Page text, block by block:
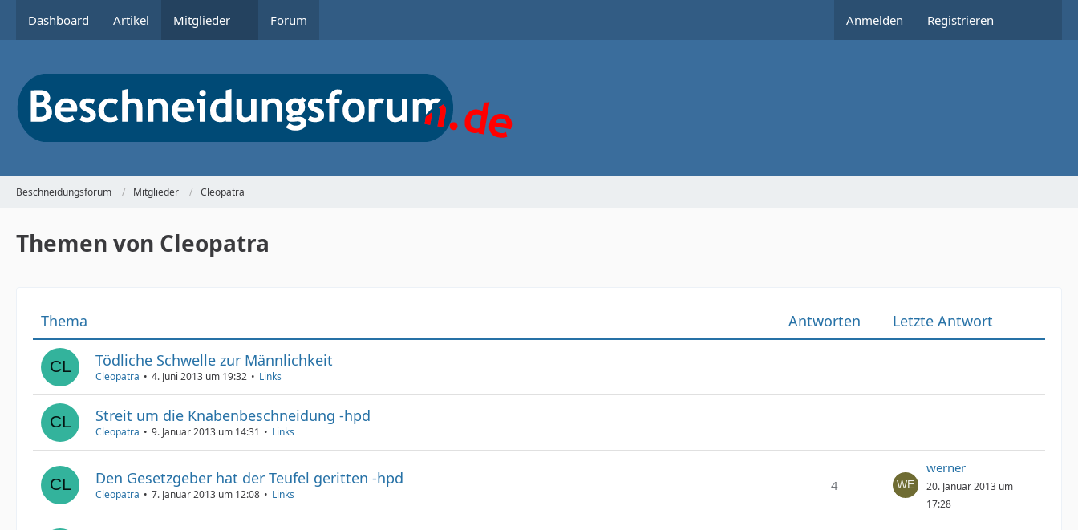
Dashboard Artikel Mitglieder Forum Anmelden Registrieren
Beschneidungsforum Mitglieder Cleopatra
Themen von Cleopatra
Thema Antworten Letzte Antwort
Tödliche Schwelle zur Männlichkeit
Cleopatra 4. Juni 2013 um 19:32 Links
Streit um die Knabenbeschneidung -hpd
Cleopatra 9. Januar 2013 um 14:31 Links
Den Gesetzgeber hat der Teufel geritten -hpd
Cleopatra 7. Januar 2013 um 12:08 Links
4
werner
20. Januar 2013 um
17:28